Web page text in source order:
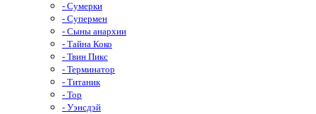
- Сумерки
- Супермен
- Сыны анархии
- Тайна Коко
- Твин Пикс
- Терминатор
- Титаник
- Тор
- Уэнсдэй